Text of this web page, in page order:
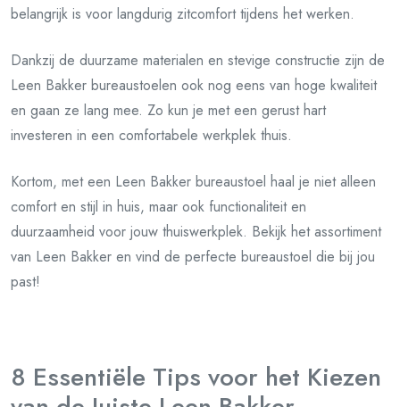
belangrijk is voor langdurig zitcomfort tijdens het werken.
Dankzij de duurzame materialen en stevige constructie zijn de
Leen Bakker bureaustoelen ook nog eens van hoge kwaliteit
en gaan ze lang mee. Zo kun je met een gerust hart
investeren in een comfortabele werkplek thuis.
Kortom, met een Leen Bakker bureaustoel haal je niet alleen
comfort en stijl in huis, maar ook functionaliteit en
duurzaamheid voor jouw thuiswerkplek. Bekijk het assortiment
van Leen Bakker en vind de perfecte bureaustoel die bij jou
past!
8 Essentiële Tips voor het Kiezen